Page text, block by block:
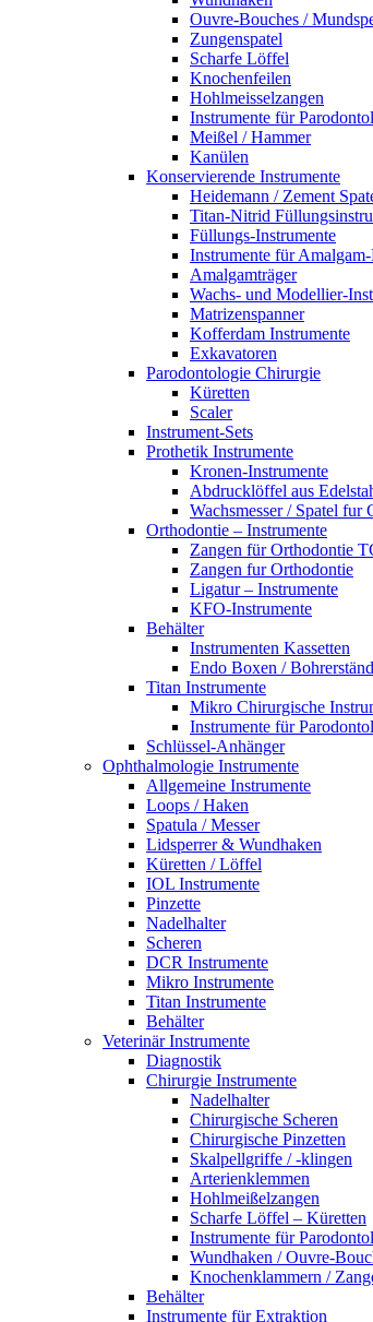
Ouvre-Bouches /
Zungenspatel
Scharfe Löffel
Knochenfeilen
Hohlmeisselzangen
Instrumente für
Meißel / Hammer
Kanülen
Konservierende Instrumente
Heidemann / Zement
Titan-Nitrid
Füllungs-Instrumente
Instrumente für
Amalgamträger
Wachs- und Modellier-
Matrizenspanner
Kofferdam Instrumente
Exkavatoren
Parodontologie Chirurgie
Küretten
Scaler
Instrument-Sets
Prothetik Instrumente
Kronen-Instrumente
Abdrucklöffel aus
Wachsmesser / Spatel fur
Orthodontie – Instrumente
Zangen für Orthodontie
Zangen fur Orthodontie
Ligatur – Instrumente
KFO-Instrumente
Behälter
Instrumenten Kassetten
Endo Boxen /
Titan Instrumente
Mikro Chirurgische
Instrumente für
Schlüssel-Anhänger
Ophthalmologie Instrumente
Allgemeine Instrumente
Loops / Haken
Spatula / Messer
Lidsperrer & Wundhaken
Küretten / Löffel
IOL Instrumente
Pinzette
Nadelhalter
Scheren
DCR Instrumente
Mikro Instrumente
Titan Instrumente
Behälter
Veterinär Instrumente
Diagnostik
Chirurgie Instrumente
Nadelhalter
Chirurgische Scheren
Chirurgische Pinzetten
Skalpellgriffe / -klingen
Arterienklemmen
Hohlmeißelzangen
Scharfe Löffel – Küretten
Instrumente für
Wundhaken / Ouvre-
Knochenklammern /
Behälter
Instrumente für Extraktion